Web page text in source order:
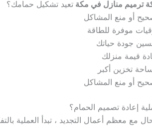
ترميم منازل في مكة تعيد تشكيل حمامك؟
أو منع المشاكل
موفرة للطاقة
جودة حياتك
قيمة منزلك
تخزين أكبر
أو منع المشاكل
إعادة تصميم الحمام؟
مع معظم أعمال التجديد ، تبدأ العملية